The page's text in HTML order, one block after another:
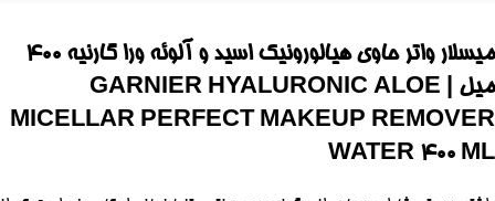
میسلار واتر حاوی هیالورونیک اسید و آلوئه ورا گارنیه ۴۰۰
میل | GARNIER HYALURONIC ALOE
MICELLAR PERFECT MAKEUP REMOVER
WATER 400 ML